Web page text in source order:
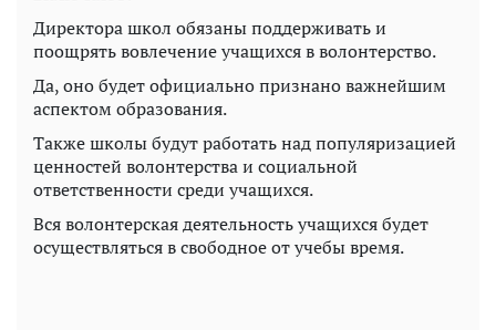
Директора школ обязаны поддерживать и
поощрять вовлечение учащихся в волонтерство.
Да, оно будет официально признано важнейшим
аспектом образования.
Также школы будут работать над популяризацией
ценностей волонтерства и социальной
ответственности среди учащихся.
Вся волонтерская деятельность учащихся будет
осуществляться в свободное от учебы время.